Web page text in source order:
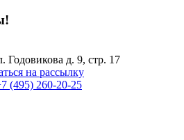
Годовикова д. 9, стр. 17
на рассылку
(495) 260-20-25